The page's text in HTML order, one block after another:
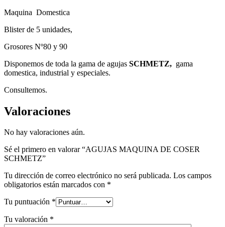
Maquina Domestica
Blister de 5 unidades,
Grosores Nº80 y 90
Disponemos de toda la gama de agujas SCHMETZ, gama
domestica, industrial y especiales.
Consultemos.
Valoraciones
No hay valoraciones aún.
Sé el primero en valorar “AGUJAS MAQUINA DE COSER
SCHMETZ”
Tu dirección de correo electrónico no será publicada. Los campos
obligatorios están marcados con *
Tu puntuación *
Tu valoración *